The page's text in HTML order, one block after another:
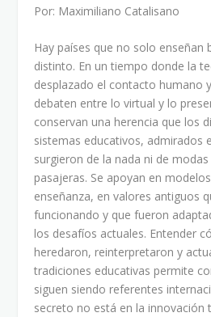
Por: Maximiliano Catalisano
Hay países que no solo enseñan
distinto. En un tiempo donde la
desplazado el contacto humano
debaten entre lo virtual y lo
conservan una herencia que los
sistemas educativos, admirados
surgieron de la nada ni de
pasajeras. Se apoyan en
enseñanza, en valores antiguos
funcionando y que fueron
los desafíos actuales. Entender
heredaron, reinterpretaron y
tradiciones educativas permite
siguen siendo referentes
secreto no está en la innovación